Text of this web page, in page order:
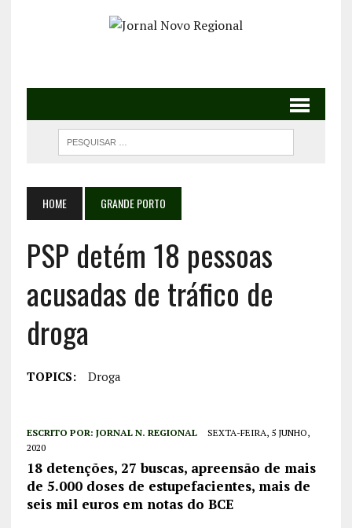
HOME GRANDE PORTO
PSP detém 18 pessoas
acusadas de tráfico de
droga
TOPICS: Droga
ESCRITO POR: JORNAL N. REGIONAL
SEXTA-FEIRA, 5 JUNHO,
2020
18 detenções, 27 buscas, apreensão de mais
de 5.000 doses de estupefacientes, mais de
seis mil euros em notas do BCE